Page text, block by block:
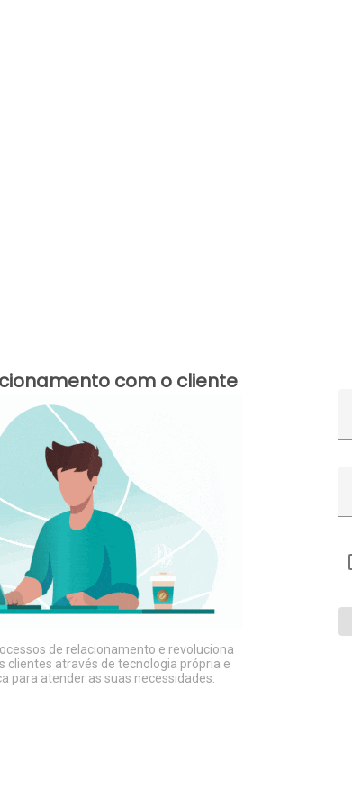
com o cliente
de relacionamento e revoluciona
clientes através de tecnologia própria e
para atender as suas necessidades.